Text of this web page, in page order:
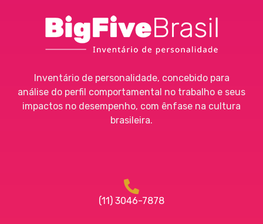
Inventário de personalidade, concebido para
análise do perfil comportamental no trabalho e seus
impactos no desempenho, com ênfase na cultura
brasileira.
(11) 3046-7878